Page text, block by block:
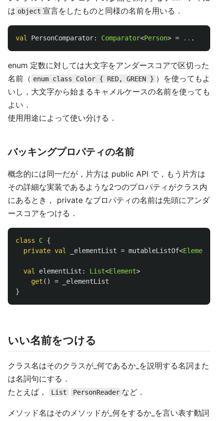
は object 宣言をしたものと同様の名前を用いる．
val PersonComparator: Comparator<Person> = .. .
enum 定数に対しては大文字をアンダースコアで区切った
名前（ enum class Color { RED, GREEN } ）を使ってもよ
いし，大文字から始まるキャメルケースの名前を使っても
よい．
使用用途によって使い分ける．
バッキングプロパティの名前
概念的には同一だが，片方は public API で，もう片方は
その詳細な実装であるような2つのプロパティがクラス内
にあるとき， private なプロパティの名前は先頭にアンダ
ースコアをつける．
class C {
private val _elementList = mutableListOf<Element
val elementList : List<Element>
get () =
_elementList
}
いい名前をつける
クラス名はそのクラスが_何であるか_を説明する名詞また
は名詞句にする．
たとえば，
List PersonReader など．
メソッド名はそのメソッドが_何をするか_を言い表す動詞